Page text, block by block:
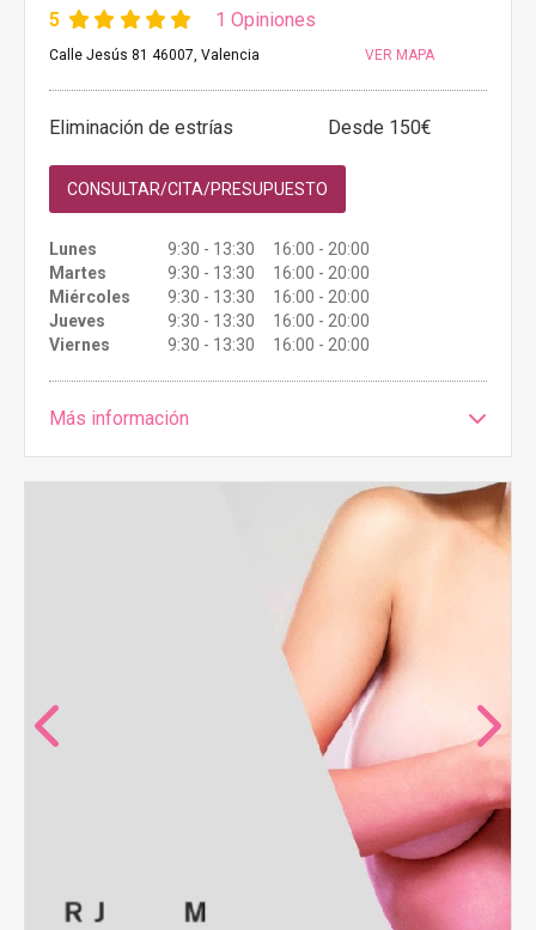
5 1 Opiniones
Calle Jesús 81 46007, Valencia VER MAPA
Eliminación de estrías Desde 150€
CONSULTAR/CITA/PRESUPUESTO
Lunes
9:30 - 13:30 16:00 - 20:00
Martes
9:30 - 13:30 16:00 - 20:00
Miércoles
9:30 - 13:30 16:00 - 20:00
Jueves
9:30 - 13:30 16:00 - 20:00
Viernes
9:30 - 13:30 16:00 - 20:00
Más información